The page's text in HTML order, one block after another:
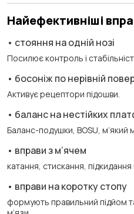
Найефективніші
• стояння на одній нозі
Посилює контроль і
• босоніж по нерівній
Активує рецептори підошви.
• баланс на нестійких
Баланс-подушки, BOSU, м’який
• вправи з м’ячем
катання, стискання,
• вправи на коротку стопу
формують правильний підйом